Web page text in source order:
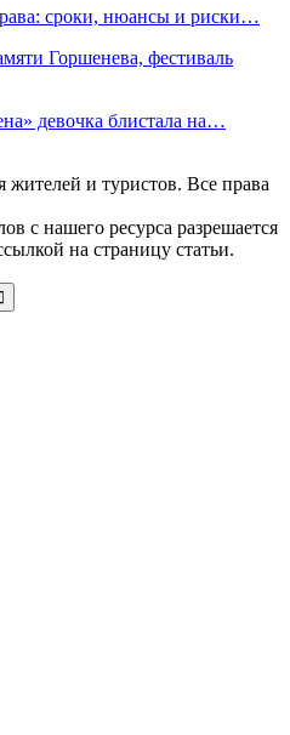
сроки, нюансы и риски…
Горшенева, фестиваль
девочка блистала на…
и туристов. Все права
с нашего ресурса разрешается
на страницу статьи.